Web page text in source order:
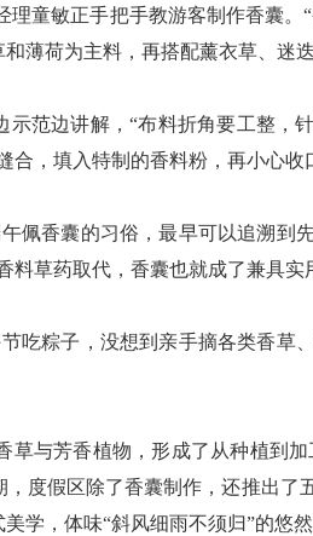
童敏正手把手教游客制作香囊。
薄荷为主料，再搭配薰衣草、迷
边讲解，“布料折角要工整，
，填入特制的香料粉，再小心收
香囊的习俗，最早可以追溯到
草药取代，香囊也就成了兼具实
粽子，没想到亲手摘各类香草
芳香植物，形成了从种植到加
度假区除了香囊制作，还推出了
学，体味“斜风细雨不须归”的悠然